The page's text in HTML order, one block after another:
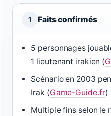
1 Faits confirmés
5 personnages
1 lieutenant irakien (
Scénario en 2003
Irak (Game-Guide.fr)
Multiple fins selon le